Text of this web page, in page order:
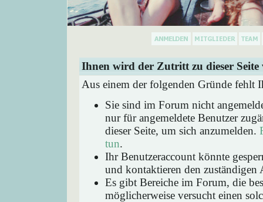
Ihnen wird der Zutritt zu dieser Seite
Aus einem der folgenden Gründe fehlt
Sie sind im Forum nicht
nur für angemeldete Benutzer
dieser Seite, um sich anzumelden.
tun.
Ihr Benutzeraccount könnte
und kontaktieren den zuständigen
Es gibt Bereiche im Forum, die
möglicherweise versucht einen